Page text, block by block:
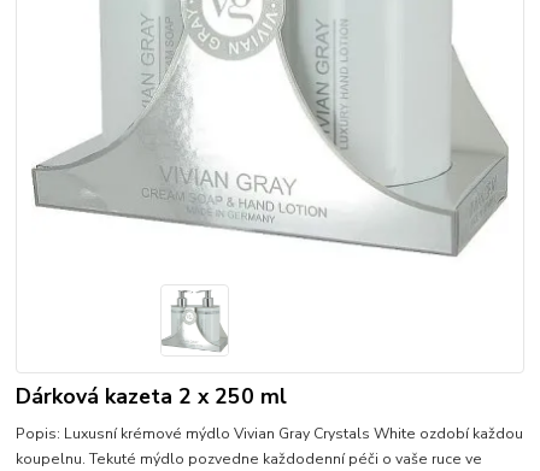
Dárková kazeta 2 x 250 ml
Popis: Luxusní krémové mýdlo Vivian Gray Crystals White ozdobí každou
koupelnu. Tekuté mýdlo pozvedne každodenní péči o vaše ruce ve